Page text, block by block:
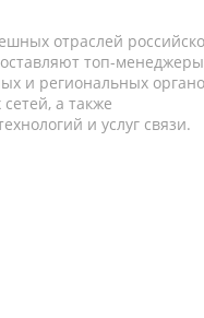
отраслей
топ-
и региональных
а также
и услуг связи.